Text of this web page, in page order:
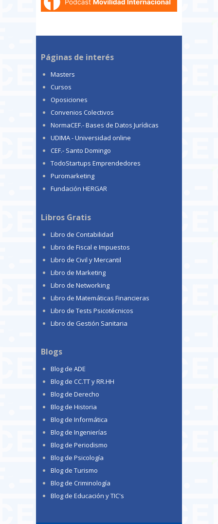
Páginas de interés
Masters
Cursos
Oposiciones
Convenios Colectivos
NormaCEF.- Bases de Datos Jurídicas
UDIMA - Universidad online
CEF.- Santo Domingo
TodoStartups Emprendedores
Puromarketing
Fundación HERGAR
Libros Gratis
Libro de Contabilidad
Libro de Fiscal e Impuestos
Libro de Civil y Mercantil
Libro de Marketing
Libro de Networking
Libro de Matemáticas Financieras
Libro de Tests Psicotécnicos
Libro de Gestión Sanitaria
Blogs
Blog de ADE
Blog de CC.TT y RR.HH
Blog de Derecho
Blog de Historia
Blog de Informática
Blog de Ingenierías
Blog de Periodismo
Blog de Psicología
Blog de Turismo
Blog de Criminología
Blog de Educación y TIC's